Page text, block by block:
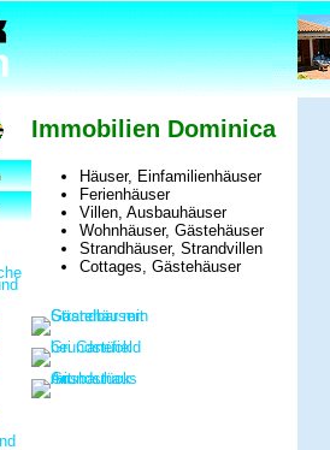
Immobilien Dominica
Häuser, Einfamilienhäuser
Ferienhäuser
Villen, Ausbauhäuser
Wohnhäuser, Gästehäuser
Strandhäuser, Strandvillen
Cottages, Gästehäuser